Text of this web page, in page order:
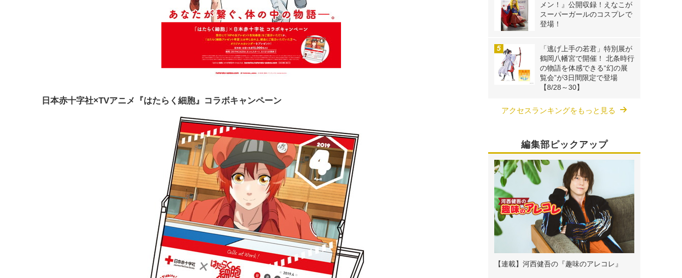
日本赤十字社×TVアニメ『はたらく細胞』コラボキャンペーン
メン！』公開収録！えなこが
スーパーガールのコスプレで
登場！
「逃げ上手の若君」特別展が
鶴岡八幡宮で開催！ 北条時行
の物語を体感できる“幻の展
覧会”が3日間限定で登場
【8/28～30】
アクセスランキングをもっと見る
編集部ピックアップ
【連載】河西健吾の『趣味のアレコレ』